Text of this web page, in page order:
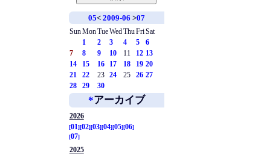
05< 2009-06 >07
SunMonTueWed ThuFriSat
1
2 3 4 5
6
7
8 9 10 11 12 13
14
15 16 17 18 19 20
21
22 23 24 25 26 27
28
29 30
*アーカイブ
2026
01
02 03 04 05 06
07
2025